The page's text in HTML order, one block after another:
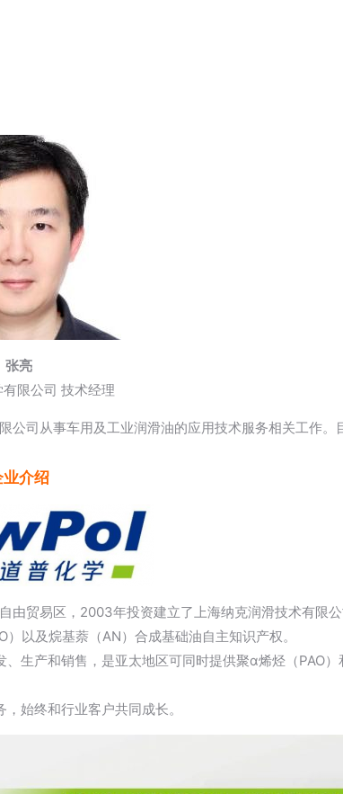
张亮
限公司 技术经理
司从事车用及工业润滑油的应用技术服务相关工作。
业介绍
贸易区，2003年投资建立了上海纳克润滑技术有限公
）以及烷基萘（AN）合成基础油自主知识产权。
生产和销售，是亚太地区可同时提供聚α烯烃（PAO）
始终和行业客户共同成长。